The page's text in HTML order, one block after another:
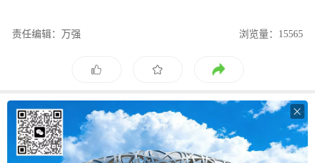
责任编辑：万强 浏览量：15565
